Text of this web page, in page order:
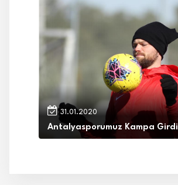
31.01.2020
Antalyasporumuz Kampa Girdi